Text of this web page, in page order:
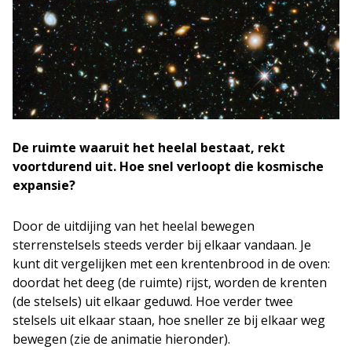
De ruimte waaruit het heelal bestaat, rekt
voortdurend uit. Hoe snel verloopt die kosmische
expansie?
Door de uitdijing van het heelal bewegen
sterrenstelsels steeds verder bij elkaar vandaan. Je
kunt dit vergelijken met een krentenbrood in de oven:
doordat het deeg (de ruimte) rijst, worden de krenten
(de stelsels) uit elkaar geduwd. Hoe verder twee
stelsels uit elkaar staan, hoe sneller ze bij elkaar weg
bewegen (zie de animatie hieronder).